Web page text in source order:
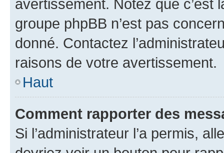
avertissement. Notez que c’est
groupe phpBB n’est pas
donné. Contactez
raisons de votre avertissement.
Haut
Comment rapporter des
Si l’administrateur l’a permis,